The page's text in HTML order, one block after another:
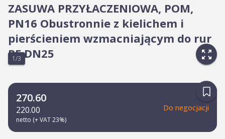
ZASUWA PRZYŁACZENIOWA, POM,
PN16 Obustronnie z kielichem i
pierścieniem wzmacniającym do rur
PE DN25
1/3
270.60
220.00
netto (+ VAT 23%)
Do negocjacji